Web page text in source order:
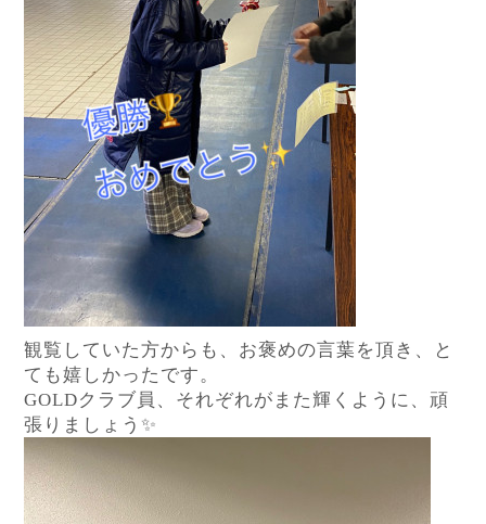
観覧していた方からも、お褒めの言葉を頂き、と
ても嬉しかったです。
GOLDクラブ員、それぞれがまた輝くように、頑
張りましょう ✨